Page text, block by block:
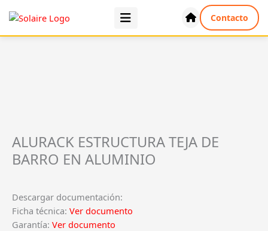
contenido
Contacto
ALURACK ESTRUCTURA TEJA DE
BARRO EN ALUMINIO
Descargar documentación:
Ficha técnica: Ver documento
Garantía: Ver documento